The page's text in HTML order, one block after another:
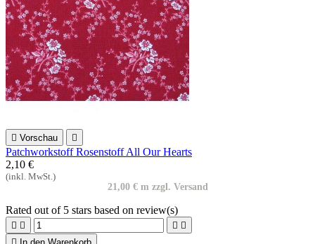
 Vorschau 
Patchworkstoff Rosenstoff All Our Hearts
2,10 €
(inkl. MwSt.)
21,00 € m zzgl. Versand
Rated out of 5 stars based on review(s)
   